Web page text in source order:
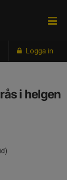
Logga in
i helgen